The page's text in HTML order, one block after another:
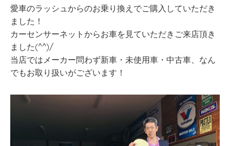
愛車のラッシュからのお乗り換えでご購入していただき
ました！
カーセンサーネットからお車を見ていただきご来店頂き
ました(^^)/
当店ではメーカー問わず新車・未使用車・中古車、なん
でもお取り扱いがございます！